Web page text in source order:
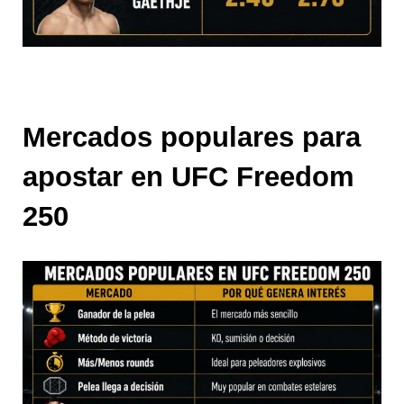
Mercados populares para
apostar en UFC Freedom
250